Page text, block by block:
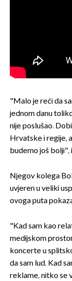
"Malo je reći da
jednom danu
nije poslušao.
Hrvatske i regije,
budemo još bolji",
Njegov kolega
uvjeren u veliki
ovoga puta
"Kad sam kao
medijskom
koncerte u
da sam lud. Kad
reklame, nitko se